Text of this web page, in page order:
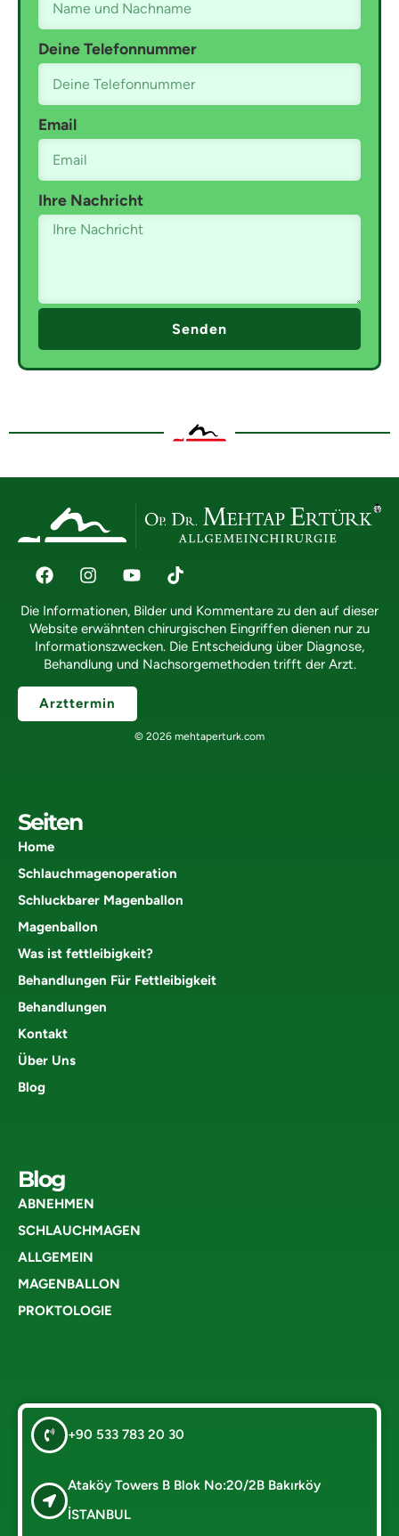
Deine Telefonnummer
Email
Ihre Nachricht
Senden
Die Informationen, Bilder und Kommentare zu den auf dieser
Website erwähnten chirurgischen Eingriffen dienen nur zu
Informationszwecken. Die Entscheidung über Diagnose,
Behandlung und Nachsorgemethoden trifft der Arzt.
Arzttermin
© 2026 mehtaperturk.com
Seiten
Home
Schlauchmagenoperation
Schluckbarer Magenballon
Magenballon
Was ist fettleibigkeit?
Behandlungen Für Fettleibigkeit
Behandlungen
Kontakt
Über Uns
Blog
Blog
ABNEHMEN
SCHLAUCHMAGEN
ALLGEMEIN
MAGENBALLON
PROKTOLOGIE
+90 533 783 20 30
Ataköy Towers B Blok No:20/2B Bakırköy
İSTANBUL